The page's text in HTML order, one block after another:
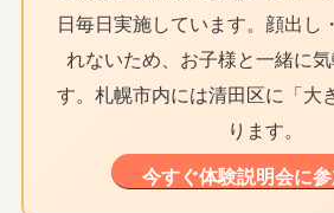
日毎日実施しています。顔出し
れないため、お子様と一緒に
す。札幌市内には清田区に「大
ります。
今すぐ体験説明会に